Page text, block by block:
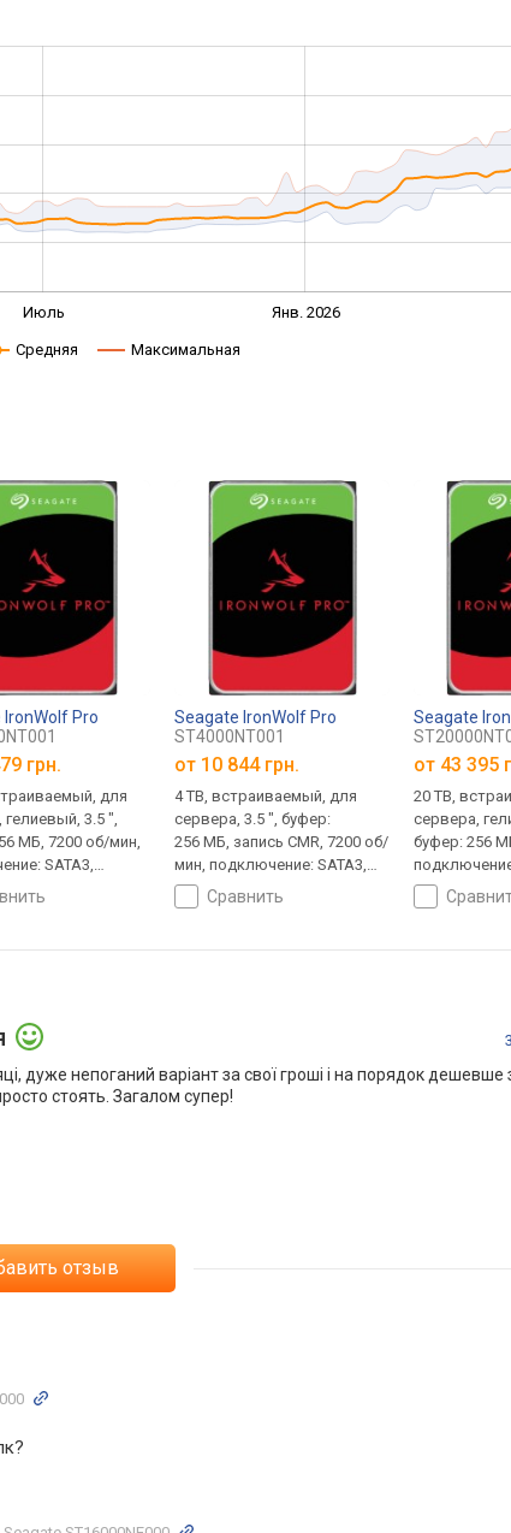
Июль Янв. 2026
Средняя Максимальная
Pro
грн.
для
гелиевый, 3.5 ",
МБ, 7200 об/мин,
SATA3,
лет
Seagate IronWolf Pro
ST4000NT001
от 10 844 грн.
4 TB, встраиваемый, для
сервера, 3.5 ", буфер:
256 МБ, запись CMR, 7200 об/
мин, подключение: SATA3,
гарантия 5 лет
сравнить
Seagate
от 43 395
20 TB,
сервера,
буфер: 256
гарантия 5
дуже непоганий варіант за свої гроші і на порядок дешевше
стоять. Загалом супер!
отзыв